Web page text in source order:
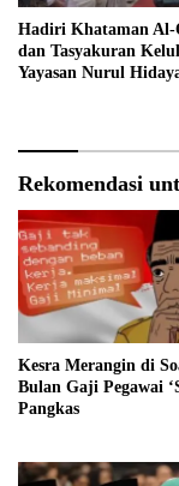
Hadiri Khataman Al-
dan Tasyakuran
Yayasan Nurul
Rekomendasi
Kesra Merangin di
Bulan Gaji Pegawai
Pangkas